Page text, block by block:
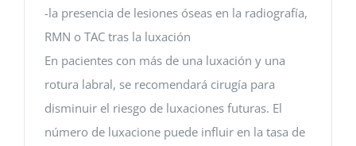
-la presencia de lesiones óseas en la radiografía,
RMN o TAC tras la luxación
En pacientes con más de una luxación y una
rotura labral, se recomendará cirugía para
disminuir el riesgo de luxaciones futuras. El
número de luxacione puede influir en la tasa de